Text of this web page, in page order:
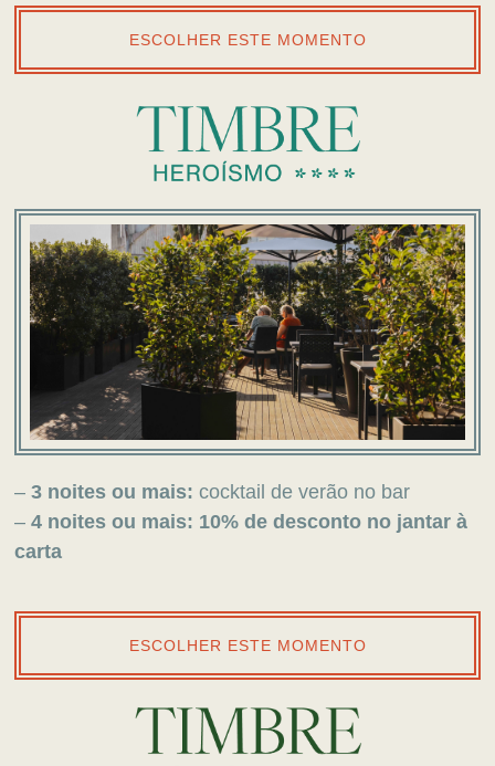
ESCOLHER ESTE MOMENTO
– 3 noites ou mais: cocktail de verão no bar
– 4 noites ou mais: 10% de desconto no jantar à
carta
ESCOLHER ESTE MOMENTO